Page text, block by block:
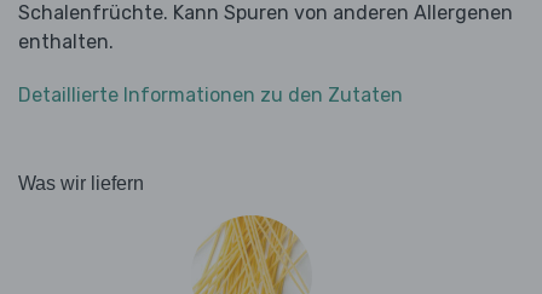
Schalenfrüchte. Kann Spuren von anderen Allergenen
enthalten.
Detaillierte Informationen zu den Zutaten
Was wir liefern